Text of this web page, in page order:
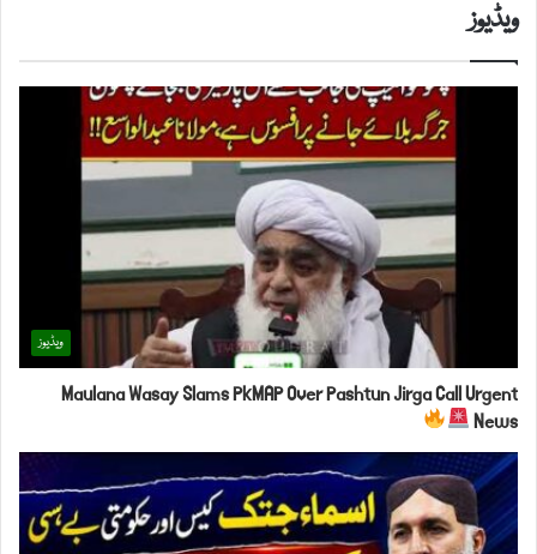
ویڈیوز
ویڈیوز
Maulana Wasay Slams PkMAP Over Pashtun Jirga Call Urgent
News